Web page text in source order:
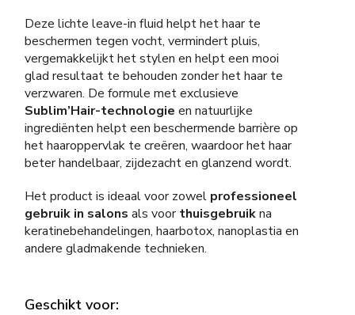
Deze lichte leave-in fluid helpt het haar te
beschermen tegen vocht, vermindert pluis,
vergemakkelijkt het stylen en helpt een mooi
glad resultaat te behouden zonder het haar te
verzwaren. De formule met exclusieve
Sublim’Hair-technologie en natuurlijke
ingrediënten helpt een beschermende barrière op
het haaroppervlak te creëren, waardoor het haar
beter handelbaar, zijdezacht en glanzend wordt.
Het product is ideaal voor zowel professioneel
gebruik in salons als voorthuisgebruikna
keratinebehandelingen, haarbotox, nanoplastia en
andere gladmakende technieken.
Geschikt voor: